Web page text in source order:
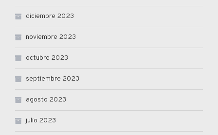
diciembre 2023
noviembre 2023
octubre 2023
septiembre 2023
agosto 2023
julio 2023